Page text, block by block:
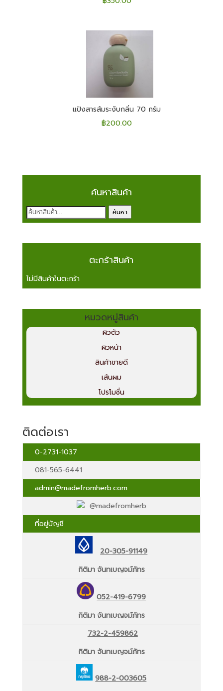
แป้งสารส้มระงับกลิ่น 70 กรัม
฿200.00
ค้นหาสินค้า
ค้นหา: ค้นหา
ตะกร้าสินค้า
ไม่มีสินค้าในตะกร้า
หมวดหมู่สินค้า
ผิวตัว
ผิวหน้า
สินค้าขายดี
เส้นผม
โปรโมชั่น
ติดต่อเรา
0-2731-1037
081-565-6441
admin@madefromherb.com
@madefromherb
ที่อยู่บัญชี
20-305-91149
กิติมา จันทเบญจม์ภัทร
052-419-6799
กิติมา จันทเบญจม์ภัทร
732-2-459862
กิติมา จันทเบญจม์ภัทร
988-2-003605